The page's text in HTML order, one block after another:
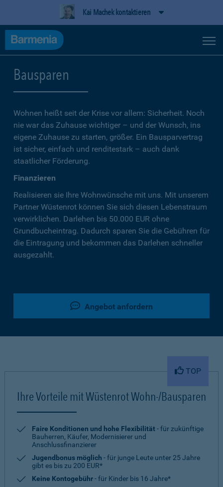
Kai Machek kontaktieren
Bausparen
Wohnen heißt seit der Krise vor allem: Sicherheit. Noch
nie war das Zuhause wichtiger – und der Wunsch, ins
eigene Zuhause zu starten, größer. Ein Bausparvertrag
ist sicher, einfach und renditestark – auch dank
staatlicher Förderung.
Finanzieren
Realisieren sie Ihre Wohnwünsche mit uns. Mit unserem
Partner Wüstenrot können Sie sich diesen Lebenstraum
verwirklichen. Darlehen bis 50.000 EUR ohne
Grundbucheintrag. Dadurch sparen Sie die Gebühren für
die Eintragung und bekommen das Darlehen schneller
ausgezahlt.
Angebot anfordern
TOP
Ihre Vorteile mit Wüstenrot Wohn-/Bausparen
Faire Konditionen und hohe Flexibilität- für zukünftige
Bauherren, Käufer, Modernisierer und
Anschlussfinanzierer
Jugendbonus möglich - für junge Leute unter 25 Jahre
gibt es bis zu 200 EUR*
Keine Kontogebühr- für Kinder bis 16 Jahre*